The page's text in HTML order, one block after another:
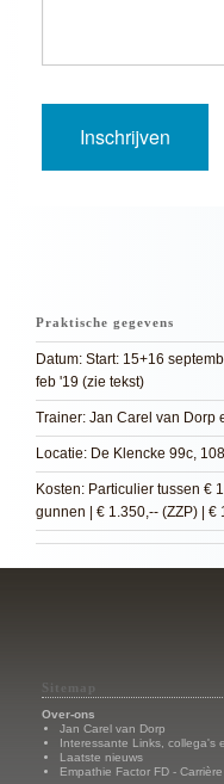
Praktische gegevens
Datum: Start: 15+16
feb '19 (zie tekst)
Trainer: Jan Carel van Dorp
Locatie: De Klencke 99c,
Kosten: Particulier tussen €
gunnen | € 1.350,-- (ZZP) | €
Sitemap
Over-ons
Jan Carel van Dorp
Interessante Links, collega's
Laatste nieuws
Empathie Factor FD -